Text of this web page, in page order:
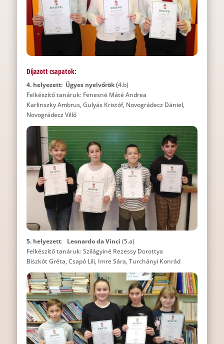
Díjazott csapatok:
4. helyezett: Ügyes nyelvőrök (4.b)
Felkészítő tanáruk: Fenesné Máté Andrea
Karlinszky Ambrus, Gulyás Kristóf, Novográdecz Dániel,
Novográdecz Villő
5. helyezett: Leonardo da Vinci (5.a)
Felkészítő tanáruk: Szilágyiné Rezessy Dorottya
Biszkót Gréta, Csapó Lili, Imre Sára, Turchányi Konrád